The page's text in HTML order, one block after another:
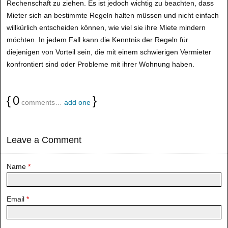
Rechenschaft zu ziehen. Es ist jedoch wichtig zu beachten, dass
Mieter sich an bestimmte Regeln halten müssen und nicht einfach
willkürlich entscheiden können, wie viel sie ihre Miete mindern
möchten. In jedem Fall kann die Kenntnis der Regeln für
diejenigen von Vorteil sein, die mit einem schwierigen Vermieter
konfrontiert sind oder Probleme mit ihrer Wohnung haben.
{0 comments… add one }
Leave a Comment
Name *
Email *